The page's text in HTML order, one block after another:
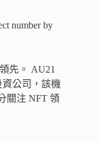
number by
先。 AU21
公司，該機
關注 NFT 領